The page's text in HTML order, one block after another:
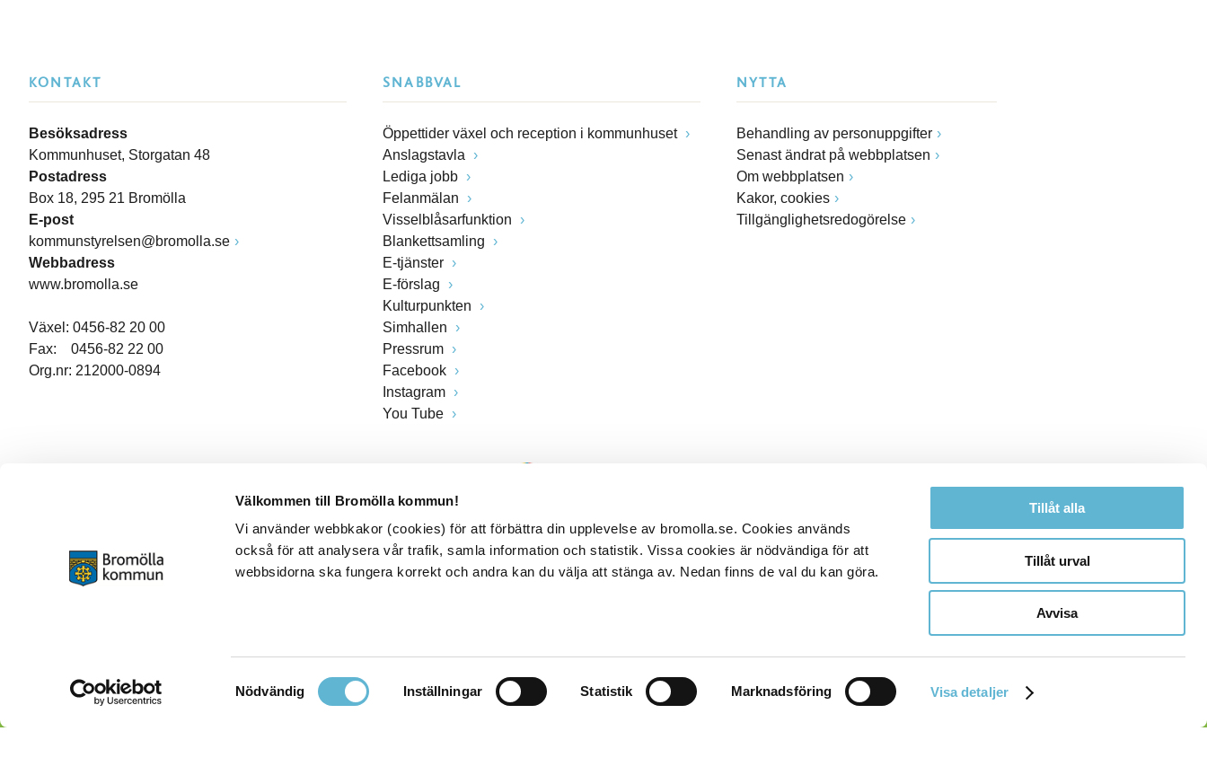
Välkommen till Bromölla kommun!
Vi använder webbkakor (cookies) för att förbättra din upplevelse av bromolla.se. Cookies används
också för att analysera vår trafik, samla information och statistik. Vissa cookies är nödvändiga för att
webbsidorna ska fungera korrekt och andra kan du välja att stänga av. Nedan finns de val du kan göra.
Samtyckesval
Nödvändig Inställningar Statistik Marknadsföring Visa detaljer
Tillåt alla
Tillåt urval
Avvisa
KONTAKT
Besöksadress
Kommunhuset, Storgatan 48
Postadress
Box 18, 295 21 Bromölla
E-post
kommunstyrelsen@bromolla.se
Webbadress
www.bromolla.se
Växel: 0456-82 20 00
Fax: 0456-82 22 00
Org.nr: 212000-0894
SNABBVAL
Öppettider växel och reception i kommunhuset
Anslagstavla
Lediga jobb
Felanmälan
Visselblåsarfunktion
Blankettsamling
E-tjänster
E-förslag
Kulturpunkten
Simhallen
Pressrum
Facebook
Instagram
You Tube
NYTTA
Behandling av personuppgifter
Senast ändrat på webbplatsen
Om webbplatsen
Kakor, cookies
Tillgänglighetsredogörelse